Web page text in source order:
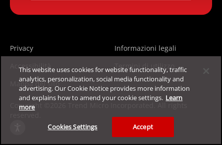
Privacy
Informazioni legali
Accessibilità
Termini di utilizzo
Mappa del sito
Copyright ©2026 Trend Micro Incorporated. All rights
This website uses cookies for website functionality, traffic
analytics, personalization, social media functionality and
advertising. Our Cookie Notice provides more information
and explains how to amend your cookie settings. Learn
more
Cookies Settings Accept